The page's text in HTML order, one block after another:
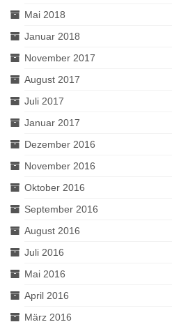
Mai 2018
Januar 2018
November 2017
August 2017
Juli 2017
Januar 2017
Dezember 2016
November 2016
Oktober 2016
September 2016
August 2016
Juli 2016
Mai 2016
April 2016
März 2016